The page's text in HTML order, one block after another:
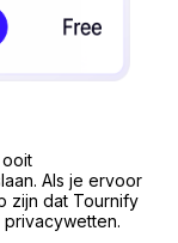
Als je ervoor
zijn dat Tournify